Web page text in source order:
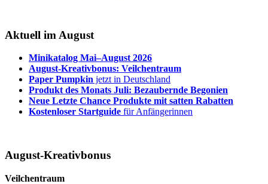
Aktuell im August
Minikatalog Mai–August 2026
August-Kreativbonus: Veilchentraum
Paper Pumpkin jetzt in Deutschland
Produkt des Monats Juli: Bezaubernde Begonien
Neue Letzte Chance Produkte mit satten Rabatten
Kostenloser Startguide für Anfängerinnen
August-Kreativbonus
Veilchentraum